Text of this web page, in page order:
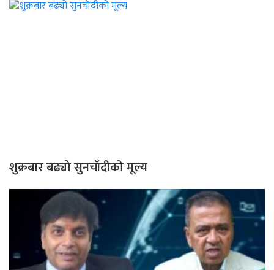
शुक्रबार बढ्यो सुनचाँदीको मूल्य